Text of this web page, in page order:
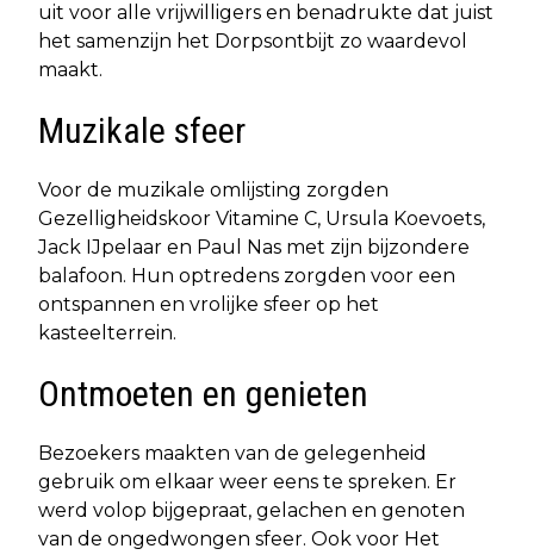
uit voor alle vrijwilligers en benadrukte dat juist
het samenzijn het Dorpsontbijt zo waardevol
maakt.
Muzikale sfeer
Voor de muzikale omlijsting zorgden
Gezelligheidskoor Vitamine C, Ursula Koevoets,
Jack IJpelaar en Paul Nas met zijn bijzondere
balafoon. Hun optredens zorgden voor een
ontspannen en vrolijke sfeer op het
kasteelterrein.
Ontmoeten en genieten
Bezoekers maakten van de gelegenheid
gebruik om elkaar weer eens te spreken. Er
werd volop bijgepraat, gelachen en genoten
van de ongedwongen sfeer. Ook voor Het